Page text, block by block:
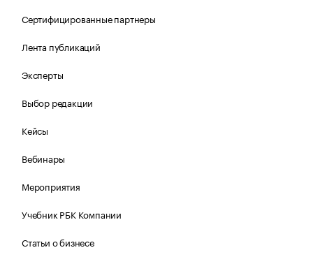
Сертифицированные партнеры
Лента публикаций
Эксперты
Выбор редакции
Кейсы
Вебинары
Мероприятия
Учебник РБК Компании
Статьи о бизнесе